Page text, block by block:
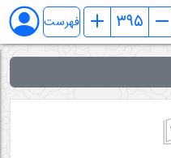
فهرست